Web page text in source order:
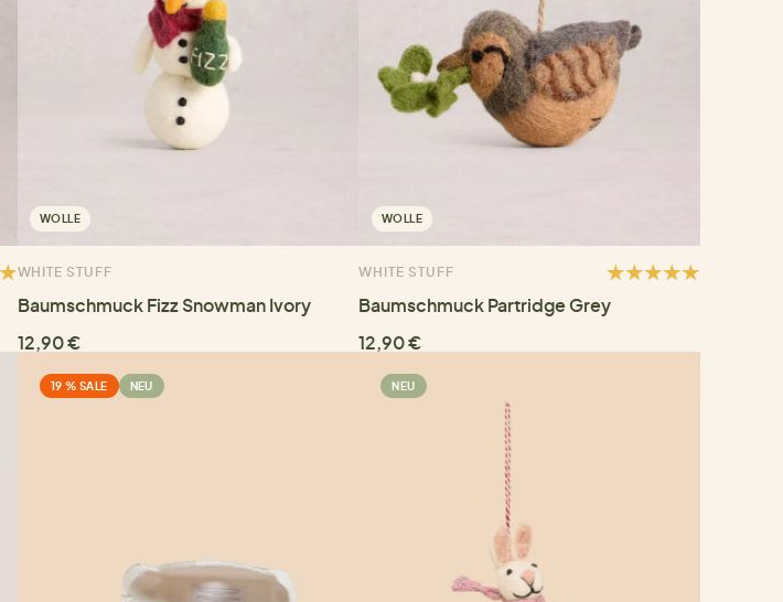
WOLLE
WHITE STUFF
Baumschmuck Fizz Snowman Ivory
12,90 €
WOLLE
WHITE STUFF
Baumschmuck Partridge Grey
12,90 €
19 % SALE NEU NEU